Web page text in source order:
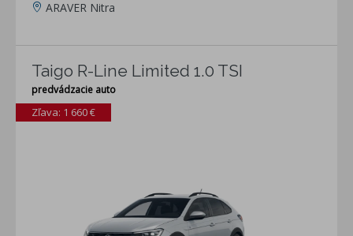
ARAVER Nitra
Taigo R-Line Limited 1.0 TSI
predvádzacie auto
Zľava: 1 660 €